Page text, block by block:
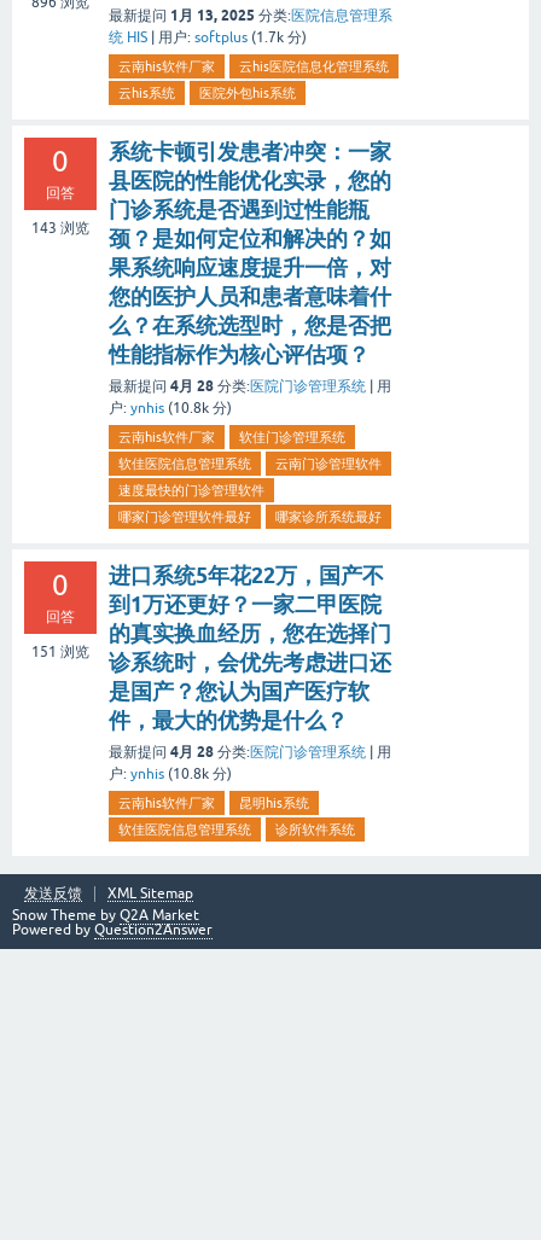
最新提问 1月 13, 2025 分类:医院信息管理系
统 HIS
用户: softplus (1.7k 分)
云南his软件厂家
云his医院信息化管理系统
云his系统
医院外包his系统
0
回答
143 浏览
系统卡顿引发患者冲突：一家
县医院的性能优化实录，您的
门诊系统是否遇到过性能瓶
颈？是如何定位和解决的？如
果系统响应速度提升一倍，对
您的医护人员和患者意味着什
么？在系统选型时，您是否把
性能指标作为核心评估项？
最新提问 4月 28 分类:医院门诊管理系统
用
户: ynhis (10.8k 分)
云南his软件厂家
软佳门诊管理系统
软佳医院信息管理系统
云南门诊管理软件
速度最快的门诊管理软件
哪家门诊管理软件最好
哪家诊所系统最好
0
回答
151 浏览
进口系统5年花22万，国产不
到1万还更好？一家二甲医院
的真实换血经历，您在选择门
诊系统时，会优先考虑进口还
是国产？您认为国产医疗软
件，最大的优势是什么？
最新提问 4月 28 分类:医院门诊管理系统
用
户: ynhis (10.8k 分)
云南his软件厂家
昆明his系统
软佳医院信息管理系统
诊所软件系统
发送反馈
XML Sitemap
Snow Theme by Q2A Market
Powered by Question2Answer